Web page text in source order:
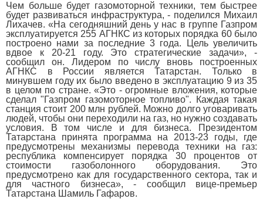
Чем больше будет газомоторной техники, тем быстрее
будет развиваться инфраструктура, - поделился Михаил
Лихачев. «На сегодняшний день у нас в группе Газпром
эксплуатируется 255 АГНКС из которых порядка 60 было
построено нами за последние 3 года. Цель увеличить
вдвое к 20-21 году. Это стратегические задачи», -
сообщил он. Лидером по числу вновь построенных
АГНКС в России является Татарстан. Только в
минувшем году их было введено в эксплуатацию 9 из 35
в целом по стране. «Это - огромные вложения, которые
сделал "Газпром газомоторное топливо". Каждая такая
станция стоит 200 млн рублей. Можно долго уговаривать
людей, чтобы они переходили на газ, но нужно создавать
условия. В том числе и для бизнеса. Президентом
Татарстана принята программа на 2013-23 годы, где
предусмотрены механизмы перевода техники на газ:
республика компенсирует порядка 30 процентов от
стоимости газоболонного оборудования. Это
предусмотрено как для государственного сектора, так и
для частного бизнеса», - сообщил вице-премьер
Татарстана Шамиль Гафаров.